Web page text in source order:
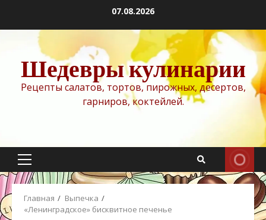
содержимому
07.08.2026
Шедевры кулинарии
Рецепты салатов, тортов, пирожных, десертов,
гарниров, коктейлей.
Основное
меню
Главная
Выпечка
«Ленинградское» бисквитное печенье